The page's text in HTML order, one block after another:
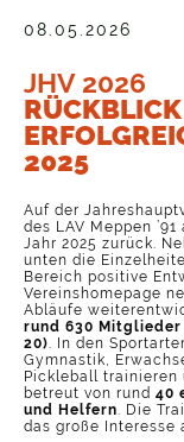
08.05.2026
JHV 2026
RÜCKBLICK
2025
Auf der
des LAV Meppen
Jahr 2025 zurück.
unten die
Bereich positive
Vereinshomepage
Abläufe
rund 630 Mitglieder
20). In den
Gymnastik,
Pickleball trainieren
betreut von rund 40
und Helfern. Die
das große Interesse